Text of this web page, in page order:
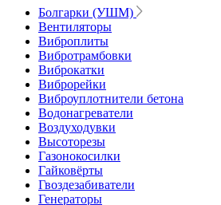
Болгарки (УШМ)
Вентиляторы
Виброплиты
Вибротрамбовки
Виброкатки
Виброрейки
Виброуплотнители бетона
Водонагреватели
Воздуходувки
Высоторезы
Газонокосилки
Гайковёрты
Гвоздезабиватели
Генераторы